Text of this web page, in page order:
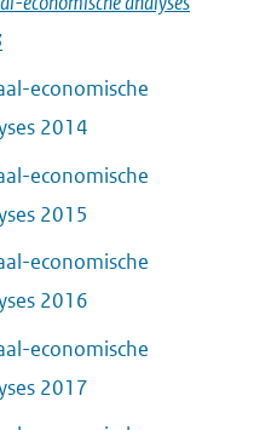
economische
2014
economische
2015
economische
2016
economische
2017